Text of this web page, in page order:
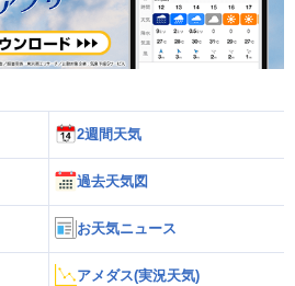
2週間天気
過去天気図
お天気ニュース
アメダス(実況天気)